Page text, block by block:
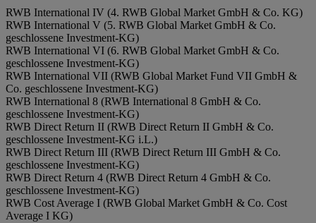
RWB International IV (4. RWB Global Market GmbH & Co. KG)
RWB International V (5. RWB Global Market GmbH & Co.
geschlossene Investment-KG)
RWB International VI (6. RWB Global Market GmbH & Co.
geschlossene Investment-KG)
RWB International VII (RWB Global Market Fund VII GmbH &
Co. geschlossene Investment-KG)
RWB International 8 (RWB International 8 GmbH & Co.
geschlossene Investment-KG)
RWB Direct Return II (RWB Direct Return II GmbH & Co.
geschlossene Investment-KG i.L.)
RWB Direct Return III (RWB Direct Return III GmbH & Co.
geschlossene Investment-KG)
RWB Direct Return 4 (RWB Direct Return 4 GmbH & Co.
geschlossene Investment-KG)
RWB Cost Average I (RWB Global Market GmbH & Co. Cost
Average I KG)